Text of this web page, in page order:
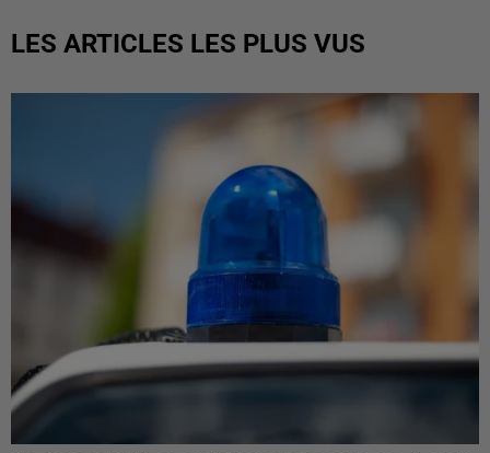
LES ARTICLES LES PLUS VUS